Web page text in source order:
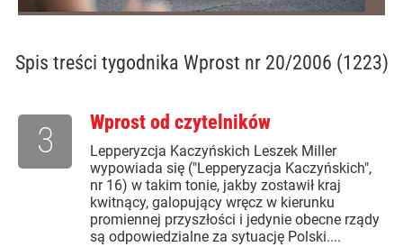
Spis treści tygodnika Wprost nr 20/2006 (1223)
Wprost od czytelników
Lepperyzcja Kaczyńskich Leszek Miller
wypowiada się ("Lepperyzacja Kaczyńskich",
nr 16) w takim tonie, jakby zostawił kraj
kwitnący, galopujący wręcz w kierunku
promiennej przyszłości i jedynie obecne rządy
są odpowiedzialne za sytuację Polski....
3